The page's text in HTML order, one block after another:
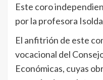
Este coro
por la profesora
El anfitrión de este
vocacional del
Económicas, cuyas